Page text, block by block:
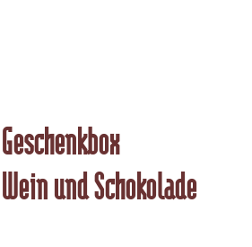
Geschenkbox
Wein und Schokolade